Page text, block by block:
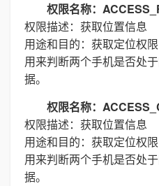
权限名称：
权限描述：获取位置信息
用途和目的：获取定位权
用来判断两个手机是否处
据。
权限名称：
权限描述：获取位置信息
用途和目的：获取定位权
用来判断两个手机是否处
据。